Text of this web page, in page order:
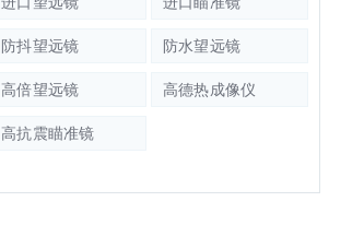
防抖望远镜 防水望远镜
高倍望远镜 高德热成像仪
高抗震瞄准镜